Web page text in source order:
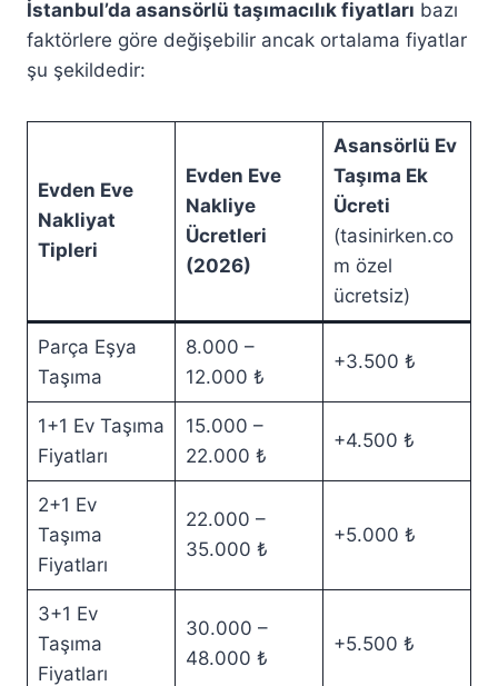
İstanbul’da asansörlü taşımacılık fiyatları bazı
faktörlere göre değişebilir ancak ortalama fiyatlar
şu şekildedir:
Evden Eve
Nakliyat
Tipleri
Evden Eve
Nakliye
Ücretleri
(2026)
Asansörlü Ev
Taşıma Ek
Ücreti
(tasinirken.co
m özel
ücretsiz)
Parça Eşya
Taşıma
8.000 –
12.000 ₺
+3.500 ₺
1+1 Ev Taşıma
Fiyatları
15.000 –
22.000 ₺
+4.500 ₺
2+1 Ev
Taşıma
Fiyatları
22.000 –
35.000 ₺
+5.000 ₺
3+1 Ev
Taşıma
Fiyatları
30.000 –
48.000 ₺
+5.500 ₺